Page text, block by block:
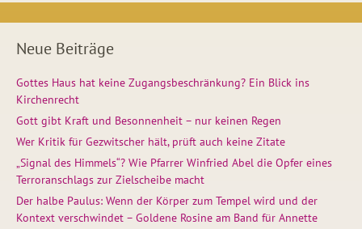
Neue Beiträge
Gottes Haus hat keine Zugangsbeschränkung? Ein Blick ins
Kirchenrecht
Gott gibt Kraft und Besonnenheit – nur keinen Regen
Wer Kritik für Gezwitscher hält, prüft auch keine Zitate
„Signal des Himmels“? Wie Pfarrer Winfried Abel die Opfer eines
Terroranschlags zur Zielscheibe macht
Der halbe Paulus: Wenn der Körper zum Tempel wird und der
Kontext verschwindet – Goldene Rosine am Band für Annette